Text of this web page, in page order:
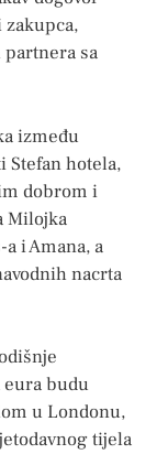
sa
između
Stefan hotela,
dobrom i
Milojka
i Amana, a
nacrta
budu
u Londonu,
tijela